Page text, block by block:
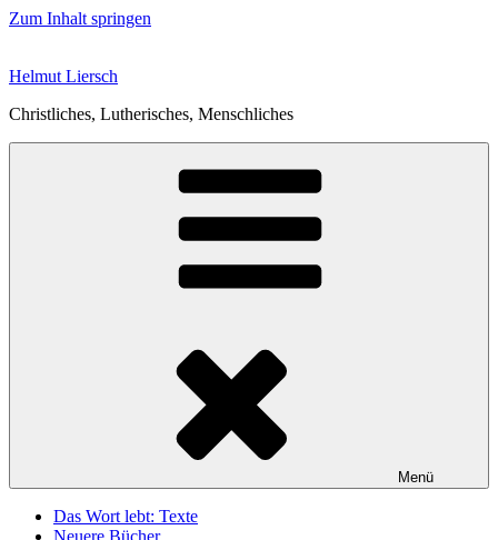
Zum Inhalt springen
Helmut Liersch
Christliches, Lutherisches, Menschliches
Menü
Das Wort lebt: Texte
Neuere Bücher